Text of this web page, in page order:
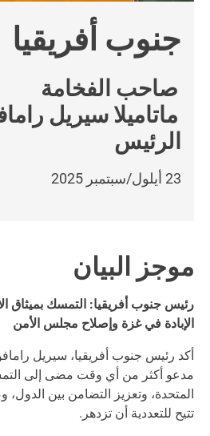
جنوب أفريقيا
صاحب الفخامة
ماتاميلا سيريل
الرئيس
23 أيلول/سبتمبر 2025
موجز البيان
رئيس جنوب أفريقيا: التمسك بميثاق
الإبادة في غزة وإصلاح مجلس الأمن
أكد رئيس جنوب أفريقيا، سيريل
مدعو أكثر من أي وقت مضى إلى
المتحدة، وتعزيز التضامن بين
تتيح للتعددية أن تزدهر.